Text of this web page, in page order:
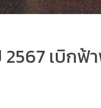
2567 เบิก